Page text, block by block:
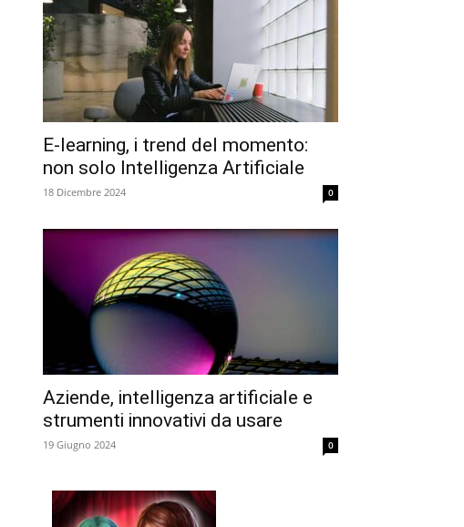
E-learning, i trend del momento:
non solo Intelligenza Artificiale
18 Dicembre 2024 0
Aziende, intelligenza artificiale e
strumenti innovativi da usare
19 Giugno 2024 0